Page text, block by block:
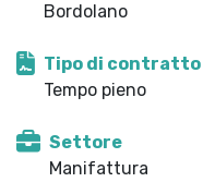
Bordolano
Tipo di contratto
Tempo pieno
Settore
Manifattura